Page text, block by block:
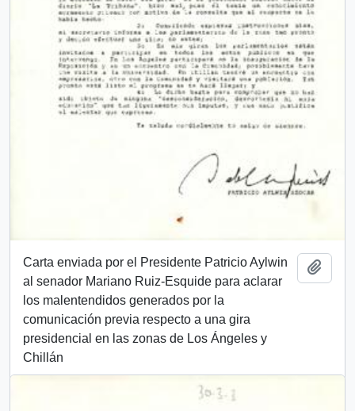
Carta enviada por el Presidente Patricio Aylwin
al senador Mariano Ruiz-Esquide para aclarar
los malentendidos generados por la
comunicación previa respecto a una gira
presidencial en las zonas de Los Ángeles y
Chillán